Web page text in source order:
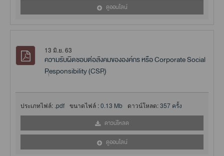
ดูออนไลน์
13 มิ.ย. 63
ความรับผิดชอบต่อสังคมขององค์กร หรือ Corporate Social
Responsibility (CSR)
ประเภทไฟล์: .pdf ขนาดไฟล์ :0.13 Mb ดาวน์โหลด:357 ครั้ง
ดาวน์โหลด
ดูออนไลน์